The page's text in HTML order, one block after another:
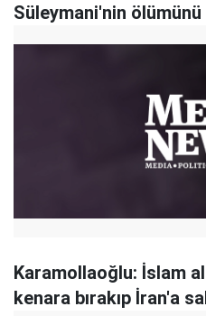
Süleymani'nin
Karamollaoğlu: İslam
kenara bırakıp İran'a